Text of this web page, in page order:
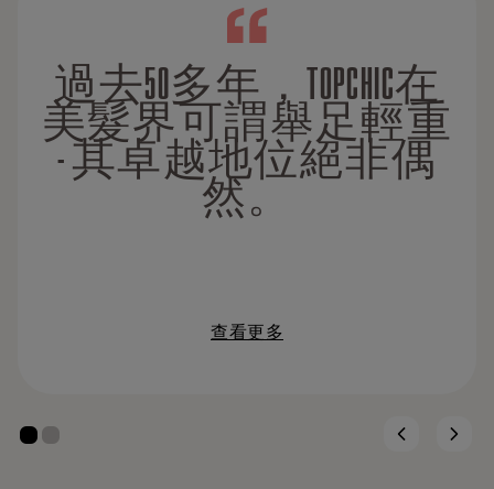
過去50多年，TOPCHIC在
美髮界可謂舉足輕重
- 其卓越地位絕非偶
然。
查看更多